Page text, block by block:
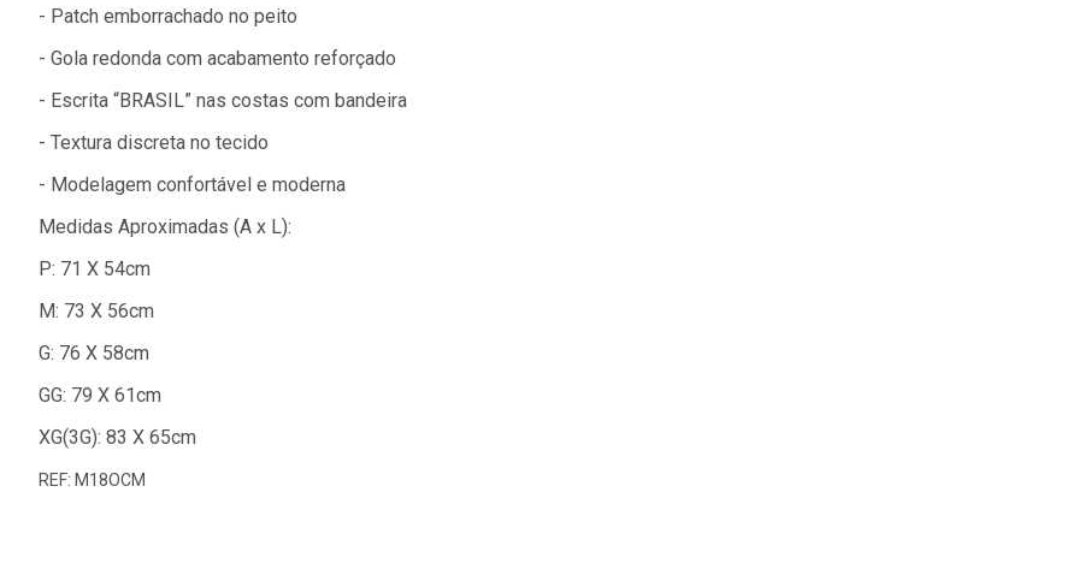
- Patch emborrachado no peito
- Gola redonda com acabamento reforçado
- Escrita “BRASIL” nas costas com bandeira
- Textura discreta no tecido
- Modelagem confortável e moderna
Medidas Aproximadas (A x L):
P: 71 X 54cm
M: 73 X 56cm
G: 76 X 58cm
GG: 79 X 61cm
XG(3G): 83 X 65cm
REF: M18OCM